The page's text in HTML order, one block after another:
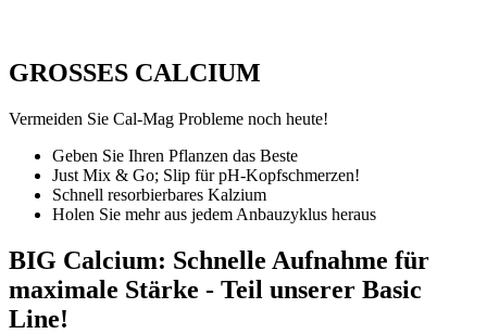
GROSSES CALCIUM
Vermeiden Sie Cal-Mag Probleme noch heute!
Geben Sie Ihren Pflanzen das Beste
Just Mix & Go; Slip für pH-Kopfschmerzen!
Schnell resorbierbares Kalzium
Holen Sie mehr aus jedem Anbauzyklus heraus
BIG Calcium: Schnelle Aufnahme für
maximale Stärke - Teil unserer Basic
Line!